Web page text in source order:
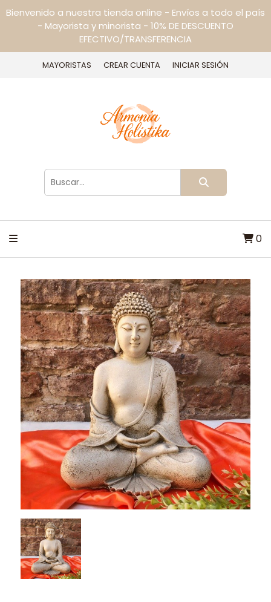
Bienvenido a nuestra tienda online - Envíos a todo el país
- Mayorista y minorista - 10% DE DESCUENTO
EFECTIVO/TRANSFERENCIA
MAYORISTAS CREAR CUENTA INICIAR SESIÓN
0